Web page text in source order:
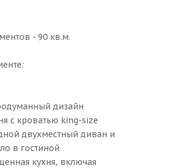
- 90 кв.м.
дизайн
с кроватью king-size
двухместный диван и
в гостиной
кухня, включая